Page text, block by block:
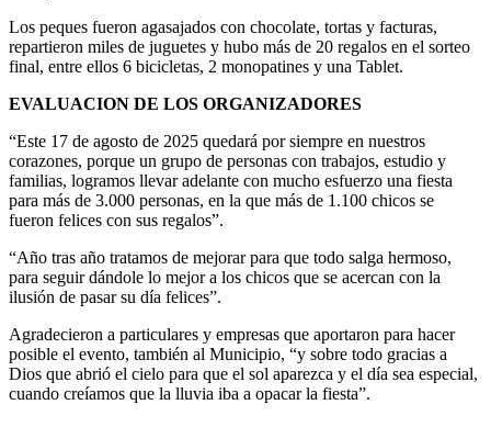
Los peques fueron agasajados con chocolate, tortas y facturas,
repartieron miles de juguetes y hubo más de 20 regalos en el sorteo
final, entre ellos 6 bicicletas, 2 monopatines y una Tablet.
EVALUACION DE LOS ORGANIZADORES
“Este 17 de agosto de 2025 quedará por siempre en nuestros
corazones, porque un grupo de personas con trabajos, estudio y
familias, logramos llevar adelante con mucho esfuerzo una fiesta
para más de 3.000 personas, en la que más de 1.100 chicos se
fueron felices con sus regalos”.
“Año tras año tratamos de mejorar para que todo salga hermoso,
para seguir dándole lo mejor a los chicos que se acercan con la
ilusión de pasar su día felices”.
Agradecieron a particulares y empresas que aportaron para hacer
posible el evento, también al Municipio, “y sobre todo gracias a
Dios que abrió el cielo para que el sol aparezca y el día sea especial,
cuando creíamos que la lluvia iba a opacar la fiesta”.